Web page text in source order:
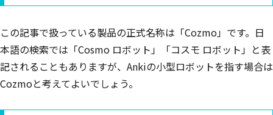
この記事で扱っている製品の正式名称は「Cozmo」です。日
本語の検索では「Cosmo ロボット」「コスモ ロボット」と表
記されることもありますが、Ankiの小型ロボットを指す場合は
Cozmoと考えてよいでしょう。